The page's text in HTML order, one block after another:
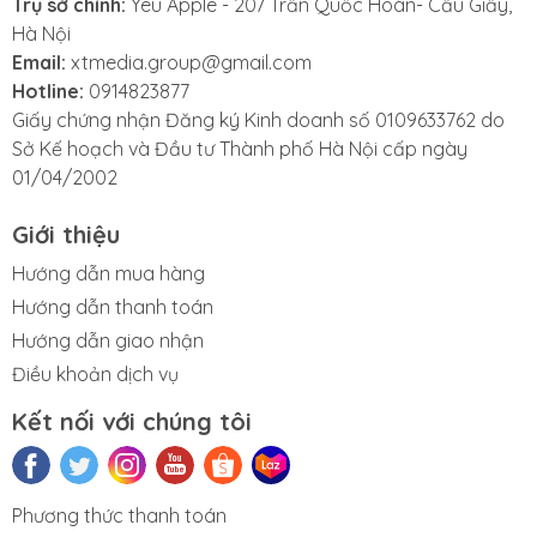
Sửa iMac Sửa AirPods
chóng, đảm bảo sửa
nhanh lấy ngay. Với
cam kết linh kiện
chính hãng,
Yeuapple.vn
chọn số một cho dịch
vụ thay chip xuyên
âm AirPods giá rẻ, uy
tín, chất lượng tại Hà
Hà Nội
Email: xtmedia.group@gmail.com
Hotline: 0914823877
Giấy chứng nhận Đăng ký Kinh doanh số 0109633762 do
Sở Kế hoạch và Đầu tư Thành phố Hà Nội cấp ngày
01/04/2002
Giới thiệu
Hướng dẫn mua hàng
Hướng dẫn thanh toán
Hướng dẫn giao nhận
Điều khoản dịch vụ
Kết nối với chúng tôi
Phương thức thanh toán